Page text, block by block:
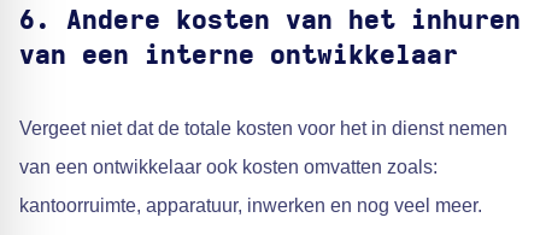
6. Andere kosten van het inhuren
van een interne ontwikkelaar
Vergeet niet dat de totale kosten voor het in dienst nemen
van een ontwikkelaar ook kosten omvatten zoals:
kantoorruimte, apparatuur, inwerken en nog veel meer.